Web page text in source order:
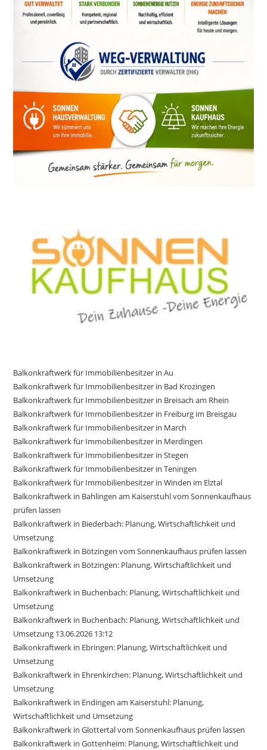
Balkonkraftwerk für Immobilienbesitzer in Au
Balkonkraftwerk für Immobilienbesitzer in Bad Krozingen
Balkonkraftwerk für Immobilienbesitzer in Breisach am Rhein
Balkonkraftwerk für Immobilienbesitzer in Freiburg im Breisgau
Balkonkraftwerk für Immobilienbesitzer in March
Balkonkraftwerk für Immobilienbesitzer in Merdingen
Balkonkraftwerk für Immobilienbesitzer in Stegen
Balkonkraftwerk für Immobilienbesitzer in Teningen
Balkonkraftwerk für Immobilienbesitzer in Winden im Elztal
Balkonkraftwerk in Bahlingen am Kaiserstuhl vom Sonnenkaufhaus
prüfen lassen
Balkonkraftwerk in Biederbach: Planung, Wirtschaftlichkeit und
Umsetzung
Balkonkraftwerk in Bötzingen vom Sonnenkaufhaus prüfen lassen
Balkonkraftwerk in Bötzingen: Planung, Wirtschaftlichkeit und
Umsetzung
Balkonkraftwerk in Buchenbach: Planung, Wirtschaftlichkeit und
Umsetzung
Balkonkraftwerk in Buchenbach: Planung, Wirtschaftlichkeit und
Umsetzung 13.06.2026 13:12
Balkonkraftwerk in Ebringen: Planung, Wirtschaftlichkeit und
Umsetzung
Balkonkraftwerk in Ehrenkirchen: Planung, Wirtschaftlichkeit und
Umsetzung
Balkonkraftwerk in Endingen am Kaiserstuhl: Planung,
Wirtschaftlichkeit und Umsetzung
Balkonkraftwerk in Glottertal vom Sonnenkaufhaus prüfen lassen
Balkonkraftwerk in Gottenheim: Planung, Wirtschaftlichkeit und